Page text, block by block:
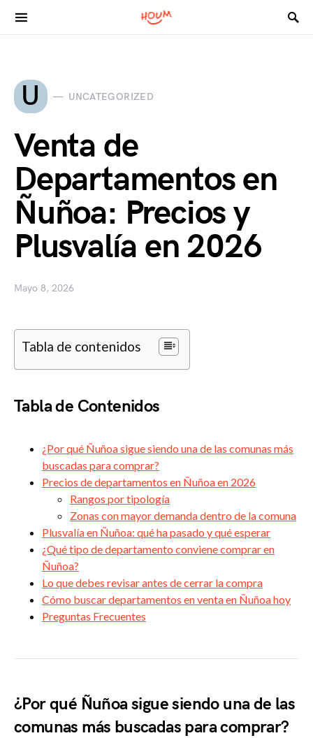
Search for:
U UNCATEGORIZED
Venta de
Departamentos en
Ñuñoa: Precios y
Plusvalía en 2026
Mayo 8, 2026
Tabla de contenidos
Tabla de Contenidos
¿Por qué Ñuñoa sigue siendo una de las comunas más
buscadas para comprar?
Precios de departamentos en Ñuñoa en 2026
Rangos por tipología
Zonas con mayor demanda dentro de la comuna
Plusvalía en Ñuñoa: qué ha pasado y qué esperar
¿Qué tipo de departamento conviene comprar en
Ñuñoa?
Lo que debes revisar antes de cerrar la compra
Cómo buscar departamentos en venta en Ñuñoa hoy
Preguntas Frecuentes
¿Por qué Ñuñoa sigue siendo una de las
comunas más buscadas para comprar?